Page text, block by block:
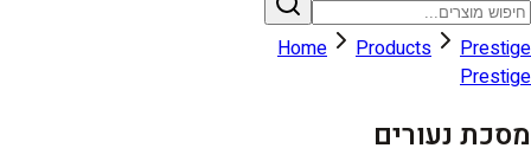
Home Products
Prestige
Prestige
מסכת נעורים